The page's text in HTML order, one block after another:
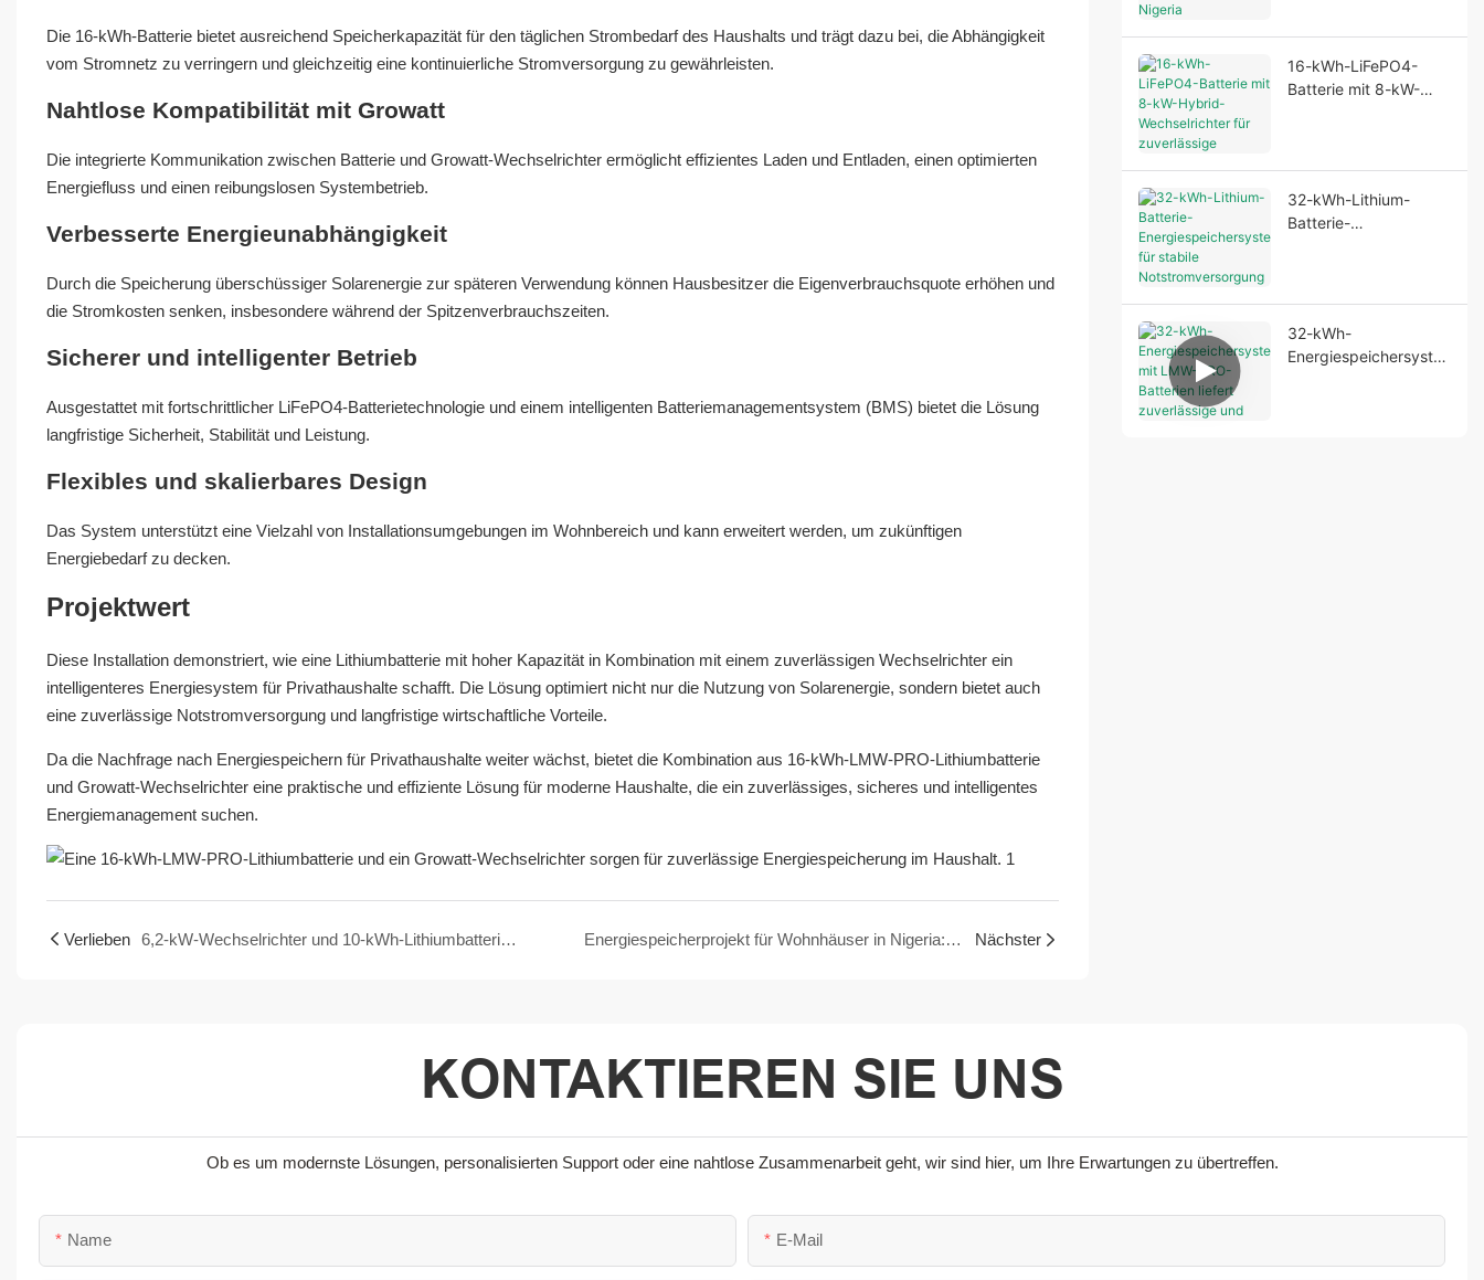
Die 16-kWh-Batterie bietet ausreichend Speicherkapazität für den täglichen Strombedarf des Haushalts und trägt dazu bei, die Abhängigkeit
vom Stromnetz zu verringern und gleichzeitig eine kontinuierliche Stromversorgung zu gewährleisten.
Nahtlose Kompatibilität mit Growatt
Die integrierte Kommunikation zwischen Batterie und Growatt-Wechselrichter ermöglicht effizientes Laden und Entladen, einen optimierten
Energiefluss und einen reibungslosen Systembetrieb.
Verbesserte Energieunabhängigkeit
Durch die Speicherung überschüssiger Solarenergie zur späteren Verwendung können Hausbesitzer die Eigenverbrauchsquote erhöhen und
die Stromkosten senken, insbesondere während der Spitzenverbrauchszeiten.
Sicherer und intelligenter Betrieb
Ausgestattet mit fortschrittlicher LiFePO4-Batterietechnologie und einem intelligenten Batteriemanagementsystem (BMS) bietet die Lösung
langfristige Sicherheit, Stabilität und Leistung.
Flexibles und skalierbares Design
Das System unterstützt eine Vielzahl von Installationsumgebungen im Wohnbereich und kann erweitert werden, um zukünftigen
Energiebedarf zu decken.
Projektwert
Diese Installation demonstriert, wie eine Lithiumbatterie mit hoher Kapazität in Kombination mit einem zuverlässigen Wechselrichter ein
intelligenteres Energiesystem für Privathaushalte schafft. Die Lösung optimiert nicht nur die Nutzung von Solarenergie, sondern bietet auch
eine zuverlässige Notstromversorgung und langfristige wirtschaftliche Vorteile.
Da die Nachfrage nach Energiespeichern für Privathaushalte weiter wächst, bietet die Kombination aus 16-kWh-LMW-PRO-Lithiumbatterie
und Growatt-Wechselrichter eine praktische und effiziente Lösung für moderne Haushalte, die ein zuverlässiges, sicheres und intelligentes
Energiemanagement suchen.
Verlieben 6,2-kW-Wechselrichter und 10-kWh-Lithiumbatterie-Energiespeichersystem erfolgreich in Nigeria eingesetzt Energiespeicherprojekt für Wohnhäuser in Nigeria: 3,5-kW-Wechselrichter + 5-kWh-Lithiumbatterie Nächster
16-kWh-LiFePO4-
Batterie mit 8-kW-
32-kWh-Lithium-
Batterie-
32-kWh-
Energiespeichersyste
KONTAKTIEREN SIE UNS
Ob es um modernste Lösungen, personalisierten Support oder eine nahtlose Zusammenarbeit geht, wir sind hier, um Ihre Erwartungen zu übertreffen.
Name E-Mail